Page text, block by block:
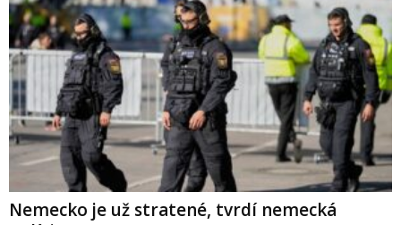
Nemecko je už stratené, tvrdí nemecká